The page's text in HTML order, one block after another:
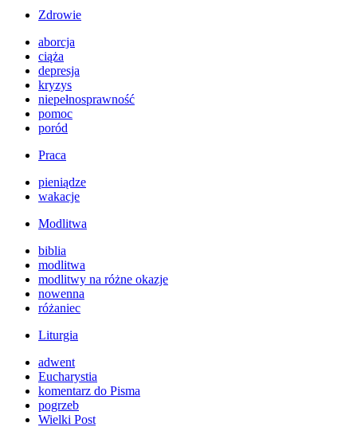
Zdrowie
aborcja
ciąża
depresja
kryzys
niepełnosprawność
pomoc
poród
Praca
pieniądze
wakacje
Modlitwa
biblia
modlitwa
modlitwy na różne okazje
nowenna
różaniec
Liturgia
adwent
Eucharystia
komentarz do Pisma
pogrzeb
Wielki Post